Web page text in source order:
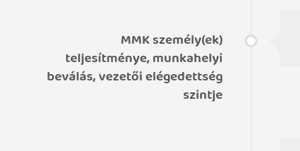
MMK személy(ek)
teljesítménye, munkahelyi
beválás, vezetői elégedettség
szintje